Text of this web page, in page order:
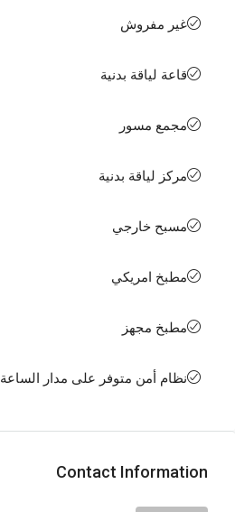
غير مفروش
قاعة لياقة بدنية
مجمع مسور
مركز لياقة بدنية
مسبح خارجي
مطبخ امريكي
مطبخ مجهز
نظام أمن متوفر على مدار الساعة
Contact Information